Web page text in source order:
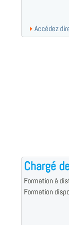
Accédez
Chargé
Formation à
Formation